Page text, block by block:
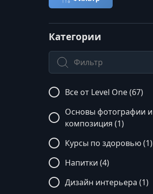
Категории
Поиск по категории
Все от Level One (67)
Основы фотографии и
композиция (1)
Курсы по здоровью (1)
Напитки (4)
Дизайн интерьера (1)